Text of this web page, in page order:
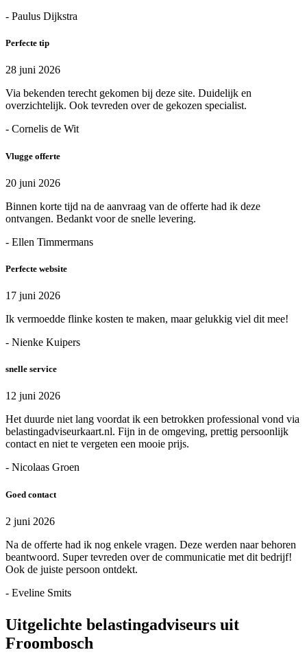
- Paulus Dijkstra
Perfecte tip
28 juni 2026
Via bekenden terecht gekomen bij deze site. Duidelijk en
overzichtelijk. Ook tevreden over de gekozen specialist.
- Cornelis de Wit
Vlugge offerte
20 juni 2026
Binnen korte tijd na de aanvraag van de offerte had ik deze
ontvangen. Bedankt voor de snelle levering.
- Ellen Timmermans
Perfecte website
17 juni 2026
Ik vermoedde flinke kosten te maken, maar gelukkig viel dit mee!
- Nienke Kuipers
snelle service
12 juni 2026
Het duurde niet lang voordat ik een betrokken professional vond via
belastingadviseurkaart.nl. Fijn in de omgeving, prettig persoonlijk
contact en niet te vergeten een mooie prijs.
- Nicolaas Groen
Goed contact
2 juni 2026
Na de offerte had ik nog enkele vragen. Deze werden naar behoren
beantwoord. Super tevreden over de communicatie met dit bedrijf!
Ook de juiste persoon ontdekt.
- Eveline Smits
Uitgelichte belastingadviseurs uit
Froombosch